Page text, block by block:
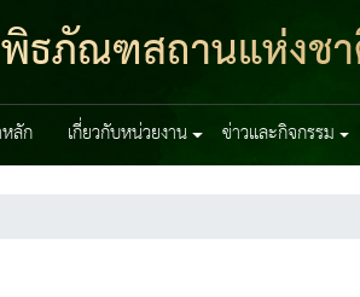
ธภัณฑสถานแห่งชา
ลัก เกี่ยวกับหน่วยงาน ข่าวและกิจกรรม